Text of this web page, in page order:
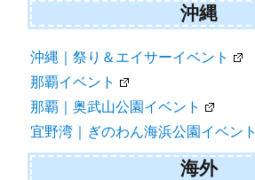
沖縄
沖縄｜祭り＆エイサーイベント
那覇イベント
那覇｜奥武山公園イベント
宜野湾｜ぎのわん海浜公園イベント
海外